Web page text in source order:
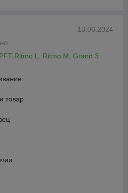
13.06.2024
Ritmo L, Ritmo M, Grand 3
товар